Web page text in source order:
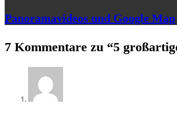
Panoramavideos und Google Map
7 Kommentare zu “5